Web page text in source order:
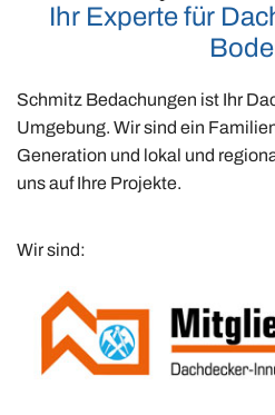
Ihr Experte für
Schmitz Bedachungen ist Ihr
Umgebung. Wir sind ein
Generation und lokal und
uns auf Ihre Projekte.
Wir sind: